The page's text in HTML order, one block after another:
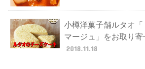
小樽洋菓子舗ルタオ「
マージュ」をお取り寄
2018.11.18